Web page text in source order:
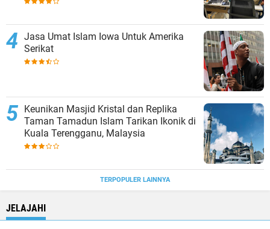
Jasa Umat Islam Iowa Untuk Amerika
Serikat
Keunikan Masjid Kristal dan Replika
Taman Tamadun Islam Tarikan Ikonik di
Kuala Terengganu, Malaysia
TERPOPULER LAINNYA
JELAJAHI